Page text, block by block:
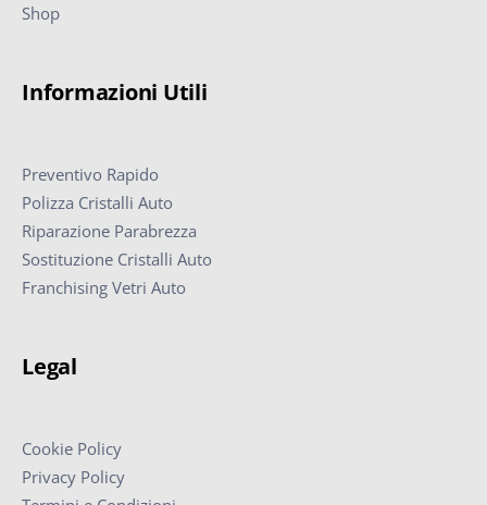
Shop
Informazioni Utili
Preventivo Rapido
Polizza Cristalli Auto
Riparazione Parabrezza
Sostituzione Cristalli Auto
Franchising Vetri Auto
Legal
Cookie Policy
Privacy Policy